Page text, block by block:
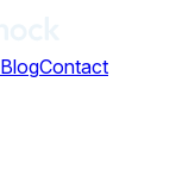
BlogContact